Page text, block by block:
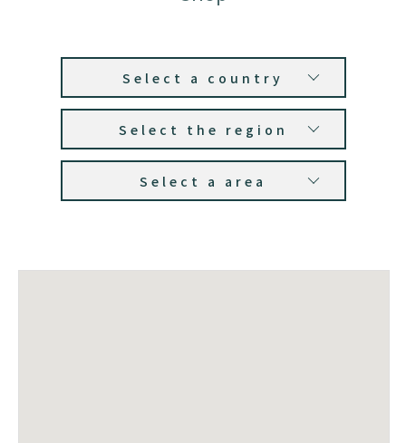
Select a country
Select the region
Select a area